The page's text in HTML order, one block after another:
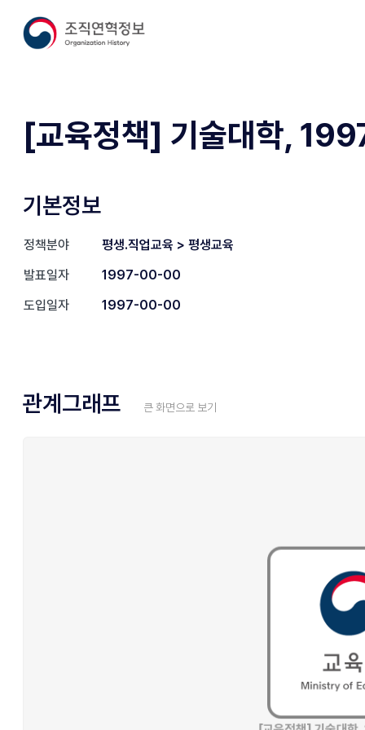
[교육정책] 기술대학,
기본정보
정책분야
평생.직업교육 > 평생교육
발표일자
1997-00-00
도입일자
1997-00-00
관계그래프 큰 화면으로 보기